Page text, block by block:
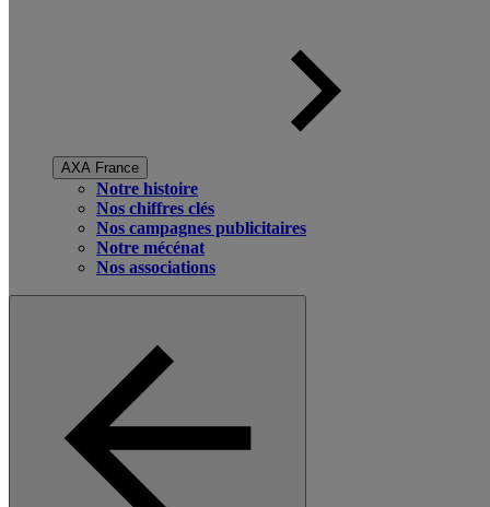
AXA France
Notre histoire
Nos chiffres clés
Nos campagnes publicitaires
Notre mécénat
Nos associations